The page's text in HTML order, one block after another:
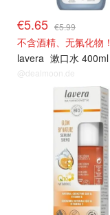
€5.65 €5.99
不含酒精、无氟化物！
lavera 漱口水 400ml
@dealmoon.de